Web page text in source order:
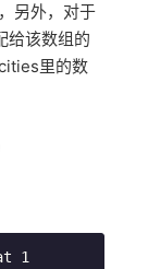
另外，对于
给该数组的
里的数
1